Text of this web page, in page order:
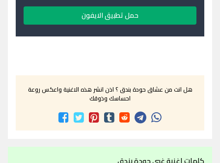
حمل تطبيق الايفون
هل انت من عشاق حودة بندق ؟ اذن انشر هذه الاغنية واعكس روعة
احساسك وذوقك